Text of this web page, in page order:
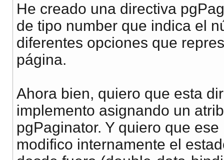
He creado una directiva
de tipo number que indica el
diferentes opciones que
página.
Ahora bien, quiero que esta
implemento asignando un
pgPaginator. Y quiero que
modifico internamente el